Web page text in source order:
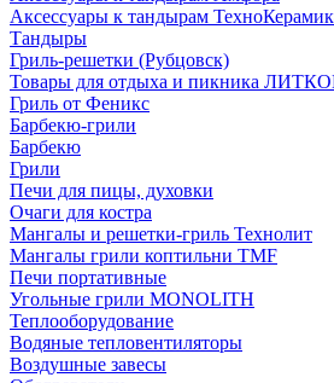
Аксессуары к тандырам
Тандыры
Гриль-решетки (Рубцовск)
Товары для отдыха и пикника
Гриль от Феникс
Барбекю-грили
Барбекю
Грили
Печи для пицы, духовки
Очаги для костра
Мангалы и решетки-гриль Технолит
Мангалы грили коптильни TMF
Печи портативные
Угольные грили MONOLITH
Теплооборудование
Водяные тепловентиляторы
Воздушные завесы